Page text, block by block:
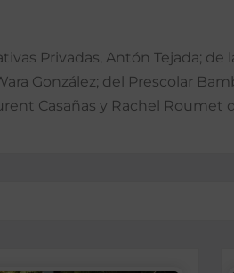
Privadas, Antón Tejada;
González; del Prescolar
Casañas y Rachel Roumet